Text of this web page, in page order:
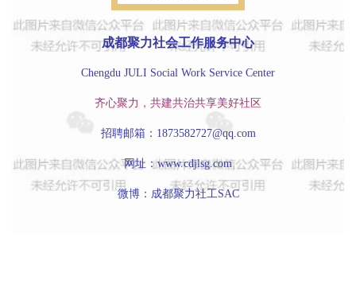
成都聚力社会工作服务中心
Chengdu JULI Social Work Service Center
齐心聚力，共建共治共享美好社区
招聘邮箱：1873582727@qq.com
网址：www.cdjlsg.com
微博：成都聚力社工SAC